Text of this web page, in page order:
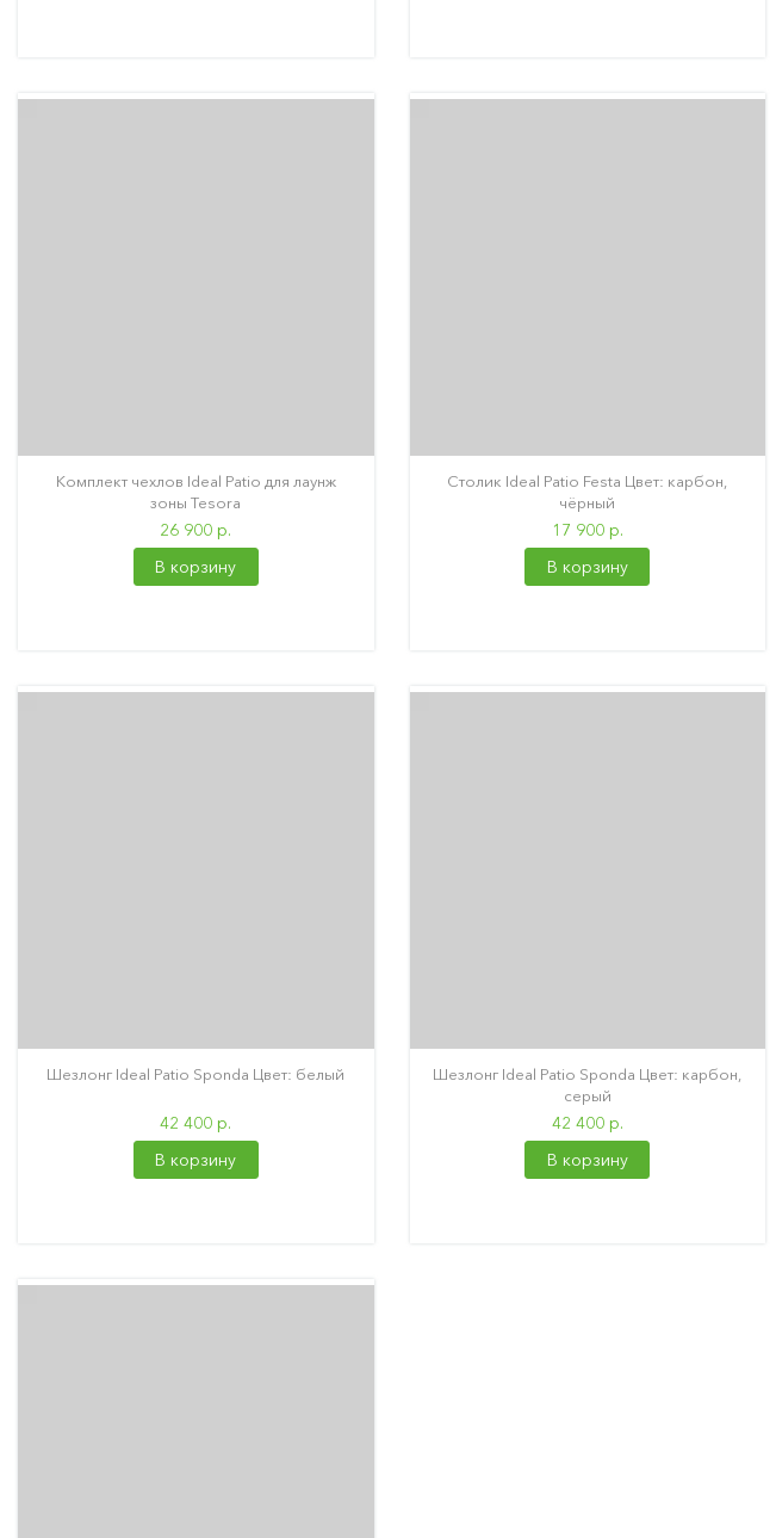
Комплект чехлов Ideal Patio для лаунж
зоны Tesora
26 900 р.
В корзину
Столик Ideal Patio Festa Цвет: карбон,
чёрный
17 900 р.
В корзину
Шезлонг Ideal Patio Sponda Цвет: белый
42 400 р.
В корзину
Шезлонг Ideal Patio Sponda Цвет: карбон,
серый
42 400 р.
В корзину